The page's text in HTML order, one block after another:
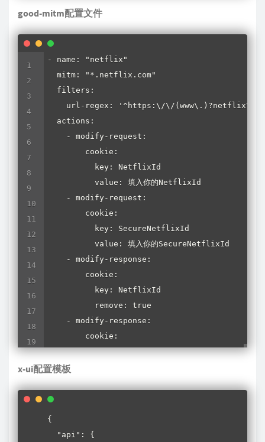
good-mitm配置文件
- name: "netflix"
  mitm: "*.netflix.com"
  filters:
url-regex: '^https:\/\/
  actions:
    - modify-request:
        cookie:
          key: NetflixId
          value: 填入你的NetflixId
    - modify-request:
        cookie:
          key: SecureNetflixId
          value: 填入你的SecureNetflixId
    - modify-response:
        cookie:
          key: NetflixId
          remove: true
    - modify-response:
        cookie:
          key: SecureNetflixId
          remove: true
x-ui配置模板
{
  "api": {